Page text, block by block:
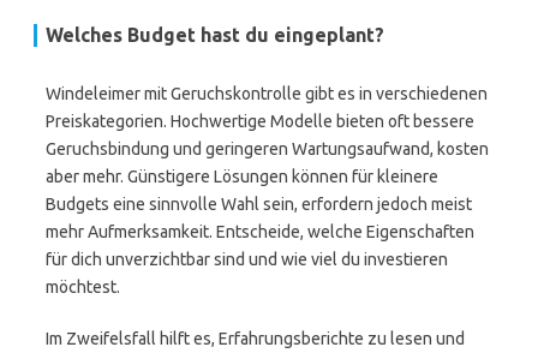
Welches Budget hast du eingeplant?
Windeleimer mit Geruchskontrolle gibt es in verschiedenen
Preiskategorien. Hochwertige Modelle bieten oft bessere
Geruchsbindung und geringeren Wartungsaufwand, kosten
aber mehr. Günstigere Lösungen können für kleinere
Budgets eine sinnvolle Wahl sein, erfordern jedoch meist
mehr Aufmerksamkeit. Entscheide, welche Eigenschaften
für dich unverzichtbar sind und wie viel du investieren
möchtest.
Im Zweifelsfall hilft es, Erfahrungsberichte zu lesen und